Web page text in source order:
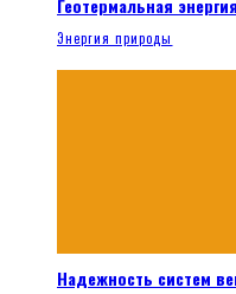
Энергия природы
Надежность систем